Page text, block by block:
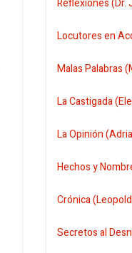
Reflexiones (Dr.
Locutores en
Malas Palabras
La Castigada
La Opinión
Hechos y
Crónica
Secretos al